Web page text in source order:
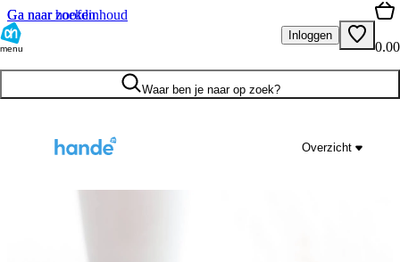
Ga naar hoofdinhoud
Ga naar zoeken
menu
Inloggen
0.00
Waar ben je naar op zoek?
Overzicht